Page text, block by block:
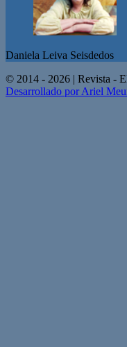
Daniela Leiva Seisdedos
© 2014 - 2026 | Revista -
Desarrollado por Ariel